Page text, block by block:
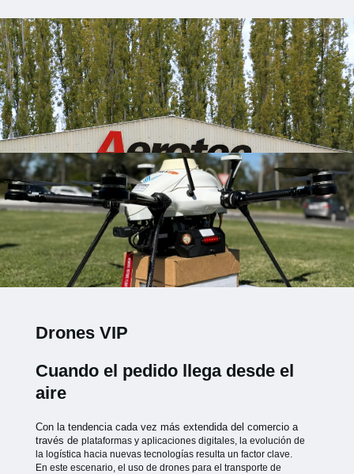
Drones VIP
Cuando el pedido llega desde el
aire
Con la tendencia cada vez más extendida del comercio a
través de plataformas y aplicaciones digitales, la evolución de
la logística hacia nuevas tecnologías resulta un factor clave.
En este escenario, el uso de drones para el transporte de